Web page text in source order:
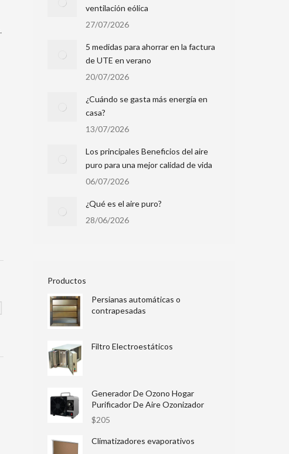
ventilación eólica
27/07/2026
5 medidas para ahorrar en la factura
de UTE en verano
20/07/2026
¿Cuándo se gasta más energía en
casa?
13/07/2026
Los principales Beneficios del aire
puro para una mejor calidad de vida
06/07/2026
¿Qué es el aire puro?
28/06/2026
Productos
Persianas automáticas o
contrapesadas
Filtro Electroestáticos
Generador De Ozono Hogar
Purificador De Aire Ozonizador
$205
Climatizadores evaporativos